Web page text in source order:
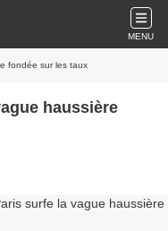
MENU
fondée sur les taux
haussière